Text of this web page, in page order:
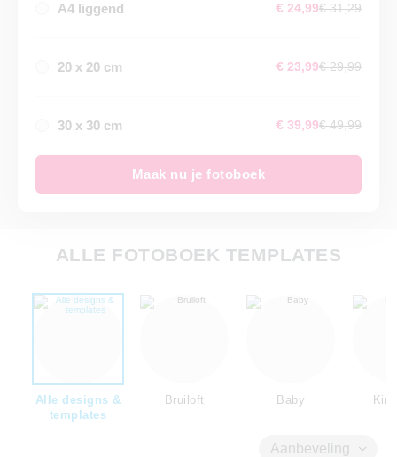
A4 liggend € 24,99€ 31,29
20 x 20 cm € 23,99€ 29,99
30 x 30 cm € 39,99€ 49,99
Maak nu je fotoboek
ALLE FOTOBOEK TEMPLATES
Alle designs &
templates
Bruiloft Baby
Aanbeveling